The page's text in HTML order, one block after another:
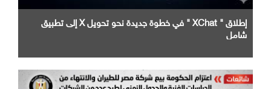
إطلاق " XChat " في خطوة جديدة نحو تحويل X إلى تطبيق
شامل